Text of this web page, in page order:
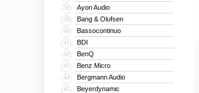
38 Ayon Audio
39 Bang & Olufsen
40 Bassocontinuo
41 BDI
42 BenQ
43 Benz Micro
44 Bergmann Audio
45 Beyerdynamic